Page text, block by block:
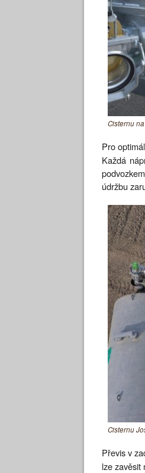
Cisternu
Pro
Každá
údržbu
Cisternu
Převis v
lze zavěsit